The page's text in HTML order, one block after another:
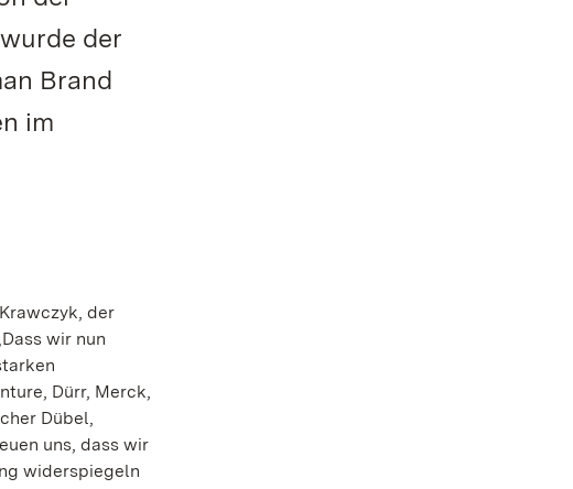
der
Brand
im
der
wir nun
Dürr, Merck,
Dübel,
uns, dass wir
widerspiegeln